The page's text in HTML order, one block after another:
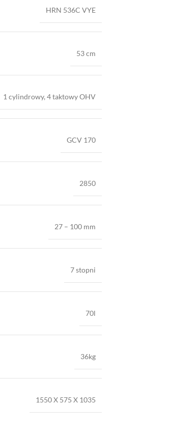
HRN 536C VYE
53 cm
1 cylindrowy, 4 taktowy OHV
GCV 170
2850
27 – 100 mm
7 stopni
70l
36kg
1550 X 575 X 1035